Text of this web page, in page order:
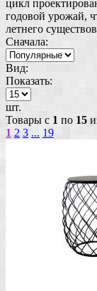
цикл
годовой урожай,
летнего
Сначала:
Вид:
Показать:
шт.
Товары с 1 по 15
1 2 3 ... 19